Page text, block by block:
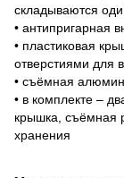
складываются
• антипригарная
• пластиковая
отверстиями для
• съёмная
• в комплекте –
крышка, съёмная
хранения